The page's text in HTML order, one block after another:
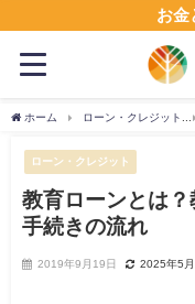
お金
ホーム ローン・クレジット
ローン・クレジット
教育ローンとは？
手続きの流れ
2019年9月19日 2025年5月